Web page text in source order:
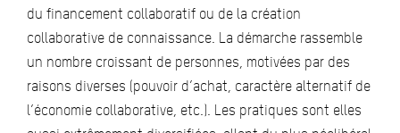
du financement collaboratif ou de la création
collaborative de connaissance. La démarche rassemble
un nombre croissant de personnes, motivées par des
raisons diverses (pouvoir d’achat, caractère alternatif de
l’économie collaborative, etc.). Les pratiques sont elles